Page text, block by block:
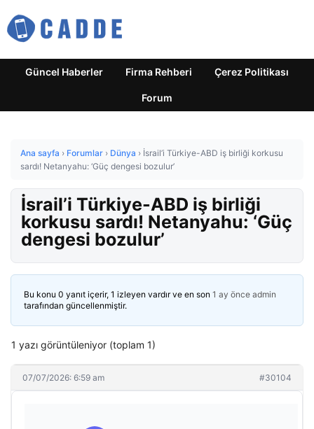
Güncel Haberler Firma Rehberi Çerez Politikası
Forum
Ana sayfa › Forumlar › Dünya › İsrail’i Türkiye-ABD iş birliği korkusu
sardı! Netanyahu: ‘Güç dengesi bozulur’
İsrail’i Türkiye-ABD iş birliği
korkusu sardı! Netanyahu: ‘Güç
dengesi bozulur’
Bu konu 0 yanıt içerir, 1 izleyen vardır ve en son 1 ay önce admin
tarafından güncellenmiştir.
1 yazı görüntüleniyor (toplam 1)
07/07/2026: 6:59 am #30104